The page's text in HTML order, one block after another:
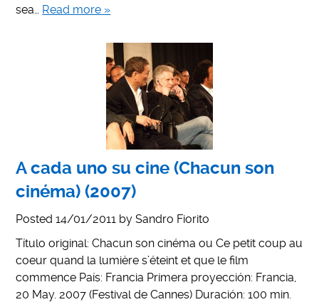
sea… Read more »
A cada uno su cine (Chacun son
cinéma) (2007)
Posted14/01/2011 bySandro Fiorito
Título original: Chacun son cinéma ou Ce petit coup au
coeur quand la lumière s’éteint et que le film
commence País: Francia Primera proyección: Francia,
20 May. 2007 (Festival de Cannes) Duración: 100 min.